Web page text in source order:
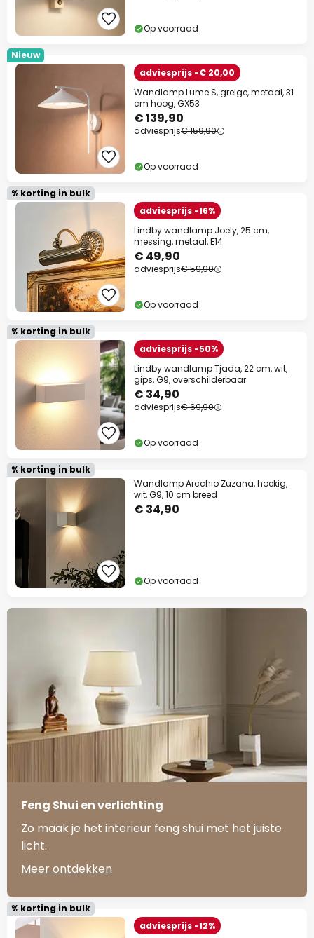
Op voorraad
Nieuw
adviesprijs -€ 20,00
Wandlamp Lume S, greige, metaal, 31
cm hoog, GX53
€ 139,90
adviesprijs€ 159,90
Op voorraad
% korting in bulk
adviesprijs -16%
Lindby wandlamp Joely, 25 cm,
messing, metaal, E14
€ 49,90
adviesprijs€ 59,90
Op voorraad
% korting in bulk
adviesprijs -50%
Lindby wandlamp Tjada, 22 cm, wit,
gips, G9, overschilderbaar
€ 34,90
adviesprijs€ 69,90
Op voorraad
% korting in bulk
Wandlamp Arcchio Zuzana, hoekig,
wit, G9, 10 cm breed
€ 34,90
Op voorraad
Feng Shui en verlichting
Zo maak je het interieur feng shui met het juiste
licht.
Meer ontdekken
% korting in bulk
adviesprijs -12%